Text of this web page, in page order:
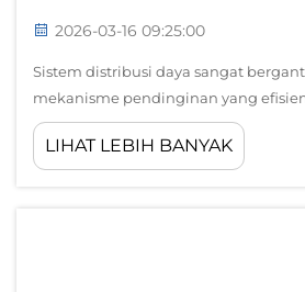
2026-03-16 09:25:00
Sistem distribusi daya sangat
mekanisme pendinginan yang
mempertahankan kinerja optimal
kegagalan peralatan. Transformator
LIHAT LEBIH BANYAK